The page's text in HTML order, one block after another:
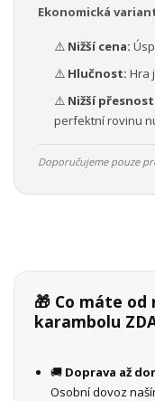
Ekonomická
⚠️ Nižší cena:
⚠️ Hlučnost: Hra
⚠️ Nižší
perfektní rovinu
Doporučujeme pouze
🎁 Co máte
karambolu
🚚 Doprava až
Osobní dovoz